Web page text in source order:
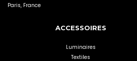
Paris, France
ACCESSOIRES
Luminaires
Textiles